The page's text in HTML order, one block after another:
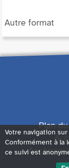
Autre format
Plan
Accès
Votre navigation
Conformément à la
ce suivi est